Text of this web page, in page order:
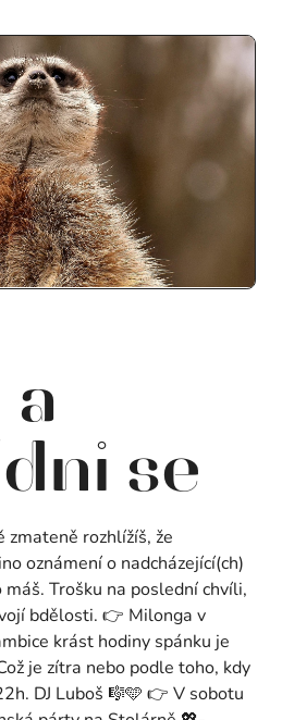
a
se
zmateně rozhlížíš, že
oznámení o nadcházející(ch)
Trošku na poslední chvíli,
bdělosti. 👉 Milonga v
krást hodiny spánku je
je zítra nebo podle toho, kdy
DJ Luboš 🎼🩵 👉 V sobotu